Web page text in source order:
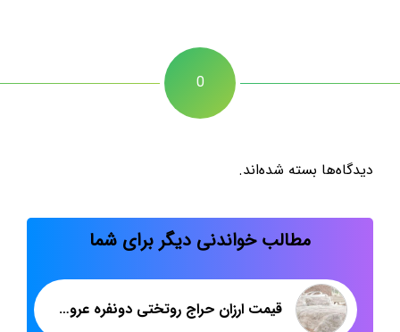
0
دیدگاه‌ها بسته شده‌اند.
مطالب خواندنی دیگر برای شما
قیمت ارزان حراج روتختی دونفره عروس